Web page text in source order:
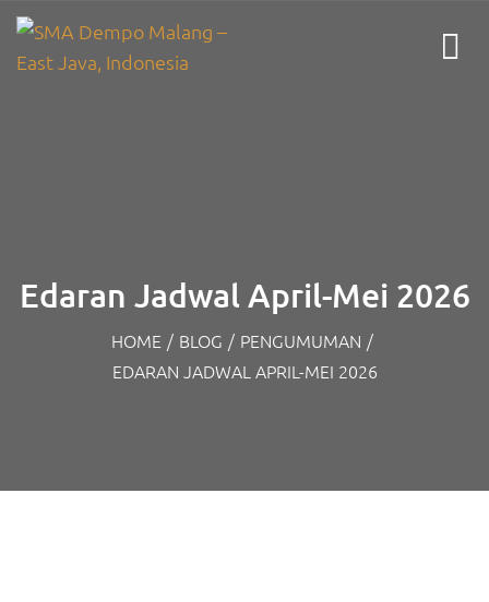
Edaran Jadwal April-Mei 2026
HOME / BLOG / PENGUMUMAN /
EDARAN JADWAL APRIL-MEI 2026